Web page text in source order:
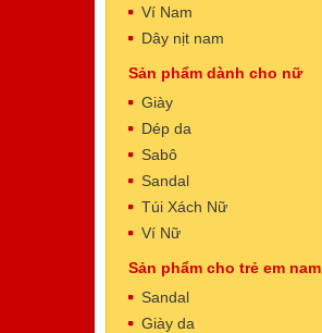
Ví Nam
Dây nịt nam
Sản phẩm dành cho nữ
Giày
Dép da
Sabô
Sandal
Túi Xách Nữ
Ví Nữ
Sản phẩm cho trẻ em nam
Sandal
Giày da
Mã sản phẩm: NT5003
Dép Nam
Mã sản phẩm: NT5002
Giá: